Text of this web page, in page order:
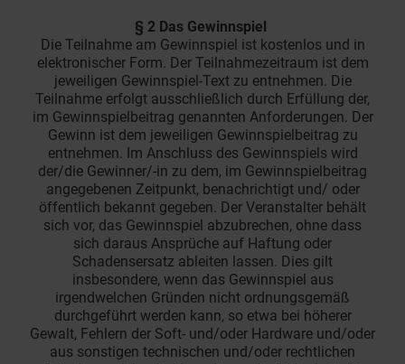
§ 2 Das Gewinnspiel
Die Teilnahme am Gewinnspiel ist kostenlos und in
elektronischer Form. Der Teilnahmezeitraum ist dem
jeweiligen Gewinnspiel-Text zu entnehmen. Die
Teilnahme erfolgt ausschließlich durch Erfüllung der,
im Gewinnspielbeitrag genannten Anforderungen. Der
Gewinn ist dem jeweiligen Gewinnspielbeitrag zu
entnehmen. Im Anschluss des Gewinnspiels wird
der/die Gewinner/-in zu dem, im Gewinnspielbeitrag
angegebenen Zeitpunkt, benachrichtigt und/ oder
öffentlich bekannt gegeben. Der Veranstalter behält
sich vor, das Gewinnspiel abzubrechen, ohne dass
sich daraus Ansprüche auf Haftung oder
Schadensersatz ableiten lassen. Dies gilt
insbesondere, wenn das Gewinnspiel aus
irgendwelchen Gründen nicht ordnungsgemäß
durchgeführt werden kann, so etwa bei höherer
Gewalt, Fehlern der Soft- und/oder Hardware und/oder
aus sonstigen technischen und/oder rechtlichen